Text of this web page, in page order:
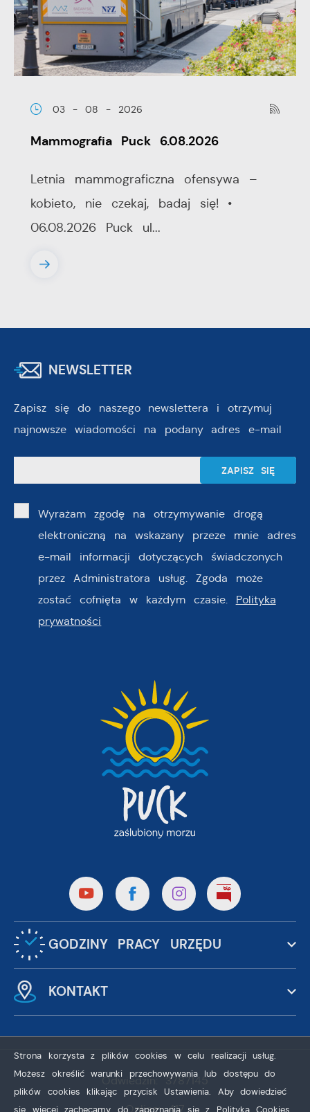
03 - 08 - 2026
Mammografia Puck 6.08.2026
Letnia mammograficzna ofensywa –
kobieto, nie czekaj, badaj się! •
06.08.2026 Puck ul...
NEWSLETTER
Zapisz się do naszego newslettera i otrzymuj
najnowsze wiadomości na podany adres e-mail
Wyrażam zgodę na otrzymywanie drogą
elektroniczną na wskazany przeze mnie adres
e-mail informacji dotyczących świadczonych
przez Administratora usług. Zgoda może
zostać cofnięta w każdym czasie. Polityka
prywatności
GODZINY PRACY URZĘDU
KONTAKT
Odwiedzin: 3787145
Online: 417
Strona korzysta z plików cookies w celu realizacji usług.
Możesz określić warunki przechowywania lub dostępu do
plików cookies klikając przycisk Ustawienia. Aby dowiedzieć
się więcej zachęcamy do zapoznania się z Polityką Cookies